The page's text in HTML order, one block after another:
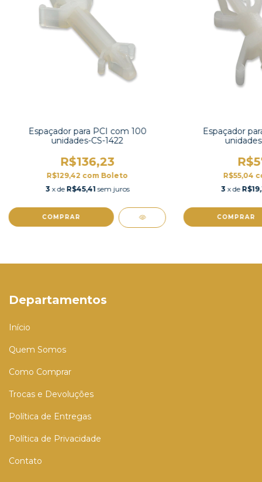
Espaçador para PCI com 100
unidades-CS-1422
R$136,23
R$129,42 com Boleto
3 x de R$45,41 sem juros
COMPRAR
Espaçador
R$55,04
3 x de
COMPRAR
Departamentos
Início
Quem Somos
Como Comprar
Trocas e Devoluções
Política de Entregas
Política de Privacidade
Contato